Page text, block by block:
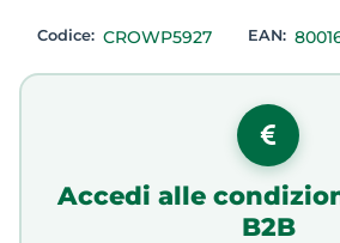
Codice: CROWP5927 EAN:
Accedi alle
B2B